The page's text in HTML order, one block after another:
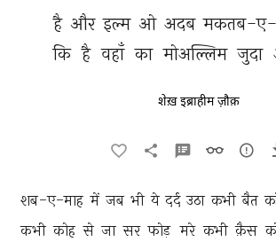
है और इल्म ओ अदब मकतब-ए-
कि है वहाँ का मोअल्लिम जुदा
शेख़ इब्राहीम ज़ौक़
शब-ए-माह में जब भी ये दर्द उठा कभी बैत
कभी कोह से जा सर फोड़ मरे कभी क़ैस